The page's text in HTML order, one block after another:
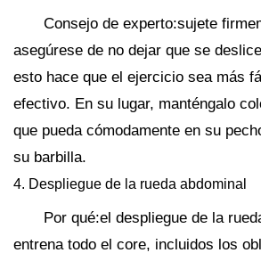
Consejo de experto:sujete
asegúrese de no dejar que se
esto hace que el ejercicio sea más
efectivo. En su lugar, manténgalo
que pueda cómodamente en su
su barbilla.
4. Despliegue de la rueda abdominal
Por qué:el despliegue de la
entrena todo el core, incluidos los